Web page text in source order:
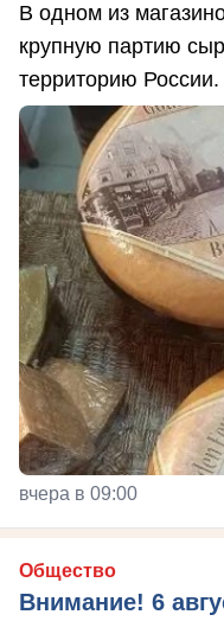
В одном из
крупную партию
территорию России.
вчера в 09:00
Общество
Внимание! 6